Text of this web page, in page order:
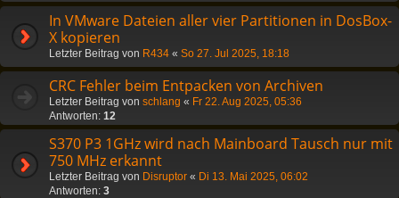
In VMware Dateien aller vier Partitionen in DosBox-
X kopieren
Letzter Beitrag von R434 « So 27. Jul 2025, 18:18
CRC Fehler beim Entpacken von Archiven
Letzter Beitrag von schlang « Fr 22. Aug 2025, 05:36
Antworten: 12
S370 P3 1GHz wird nach Mainboard Tausch nur mit
750 MHz erkannt
Letzter Beitrag von Disruptor « Di 13. Mai 2025, 06:02
Antworten: 3